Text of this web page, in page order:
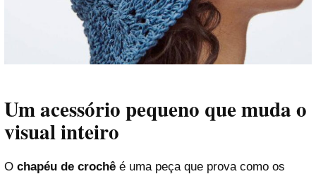
Um acessório pequeno que muda o
visual inteiro
O chapéu de crochê é uma peça que prova como os